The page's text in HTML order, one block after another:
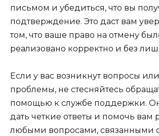
письмом и убедиться, что вы
подтверждение. Это даст вам
том, что ваше право на отмену
реализовано корректно и без
Если у вас возникнут вопросы
проблемы, не стесняйтесь
помощью к службе поддержки.
дать четкие ответы и помочь вам
любыми вопросами, связанными